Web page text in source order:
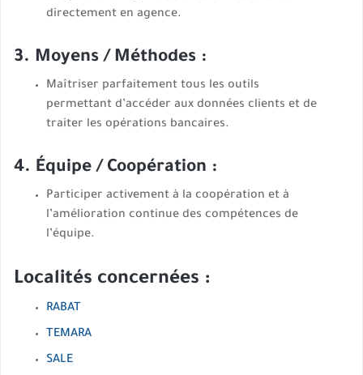
directement en agence.
3. Moyens / Méthodes :
Maîtriser parfaitement tous les outils
permettant d’accéder aux données clients et de
traiter les opérations bancaires.
4. Équipe / Coopération :
Participer activement à la coopération et à
l’amélioration continue des compétences de
l’équipe.
Localités concernées :
RABAT
TEMARA
SALE